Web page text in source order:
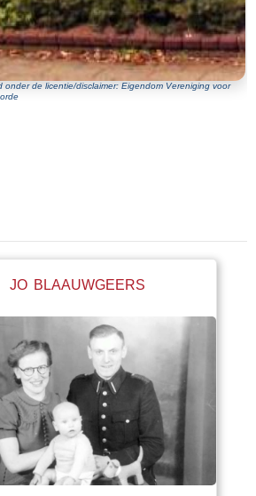
de licentie/disclaimer: Eigendom Vereniging voor
JO BLAAUWGEERS